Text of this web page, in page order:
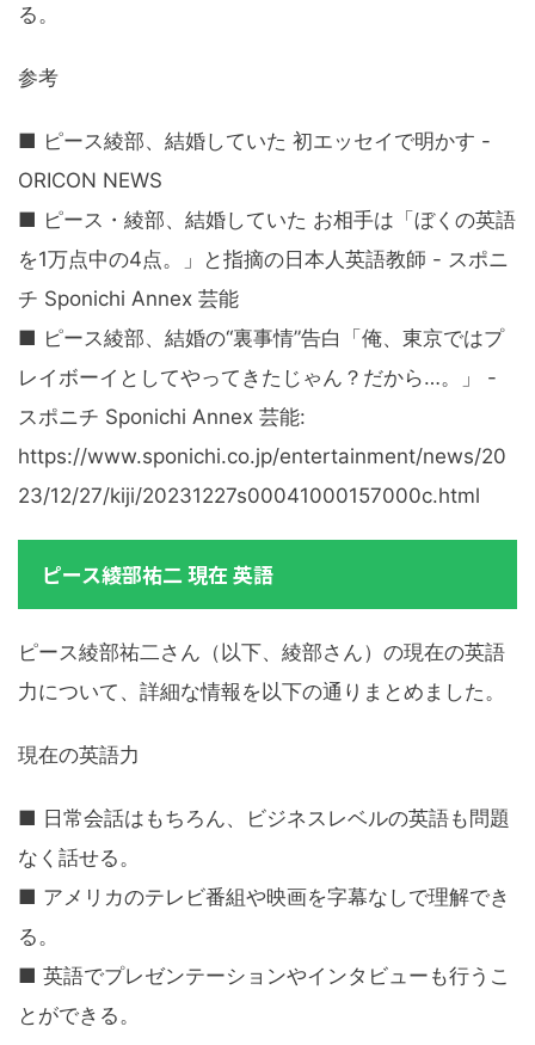
る。
参考
■ ピース綾部、結婚していた 初エッセイで明かす -
ORICON NEWS
■ ピース・綾部、結婚していた お相手は「ぼくの英語
を1万点中の4点。」と指摘の日本人英語教師 - スポニ
チ Sponichi Annex 芸能
■ ピース綾部、結婚の“裏事情”告白「俺、東京ではプ
レイボーイとしてやってきたじゃん？だから…。」 -
スポニチ Sponichi Annex 芸能:
https://www.sponichi.co.jp/entertainment/news/20
23/12/27/kiji/20231227s00041000157000c.html
ピース綾部祐二 現在 英語
ピース綾部祐二さん（以下、綾部さん）の現在の英語
力について、詳細な情報を以下の通りまとめました。
現在の英語力
■ 日常会話はもちろん、ビジネスレベルの英語も問題
なく話せる。
■ アメリカのテレビ番組や映画を字幕なしで理解でき
る。
■ 英語でプレゼンテーションやインタビューも行うこ
とができる。